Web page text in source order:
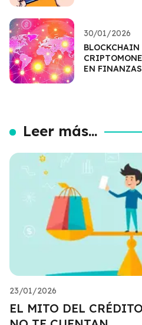
30/01/2026
EN FINANZAS
Leer más...
23/01/2026
EL MITO DEL